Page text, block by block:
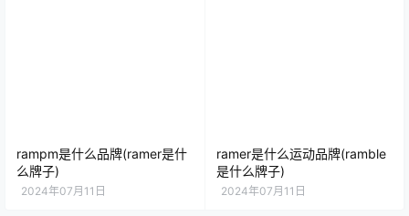
rampm是什么品牌(ramer是什
么牌子)
2024年07月11日
ramer是什么运动品牌(ramble
是什么牌子)
2024年07月11日